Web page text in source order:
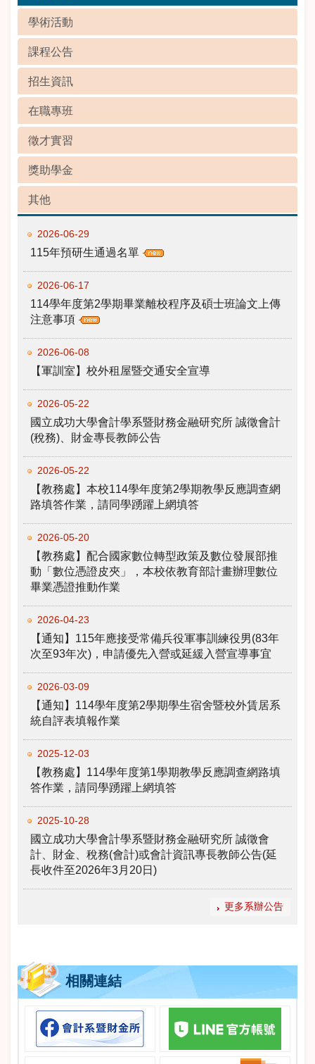
學術活動
課程公告
招生資訊
在職專班
徵才實習
獎助學金
其他
2026-06-29
115年預研生通過名單
2026-06-17
114學年度第2學期畢業離校程序及碩士班論文上傳
注意事項
2026-06-08
【軍訓室】校外租屋暨交通安全宣導
2026-05-22
國立成功大學會計學系暨財務金融研究所 誠徵會計
(稅務)、財金專長教師公告
2026-05-22
【教務處】本校114學年度第2學期教學反應調查網
路填答作業，請同學踴躍上網填答
2026-05-20
【教務處】配合國家數位轉型政策及數位發展部推
動「數位憑證皮夾」，本校依教育部計畫辦理數位
畢業憑證推動作業
2026-04-23
【通知】115年應接受常備兵役軍事訓練役男(83年
次至93年次)，申請優先入營或延緩入營宣導事宜
2026-03-09
【通知】114學年度第2學期學生宿舍暨校外賃居系
統自評表填報作業
2025-12-03
【教務處】114學年度第1學期教學反應調查網路填
答作業，請同學踴躍上網填答
2025-10-28
國立成功大學會計學系暨財務金融研究所 誠徵會
計、財金、稅務(會計)或會計資訊專長教師公告(延
長收件至2026年3月20日)
更多系辦公告
相關連結